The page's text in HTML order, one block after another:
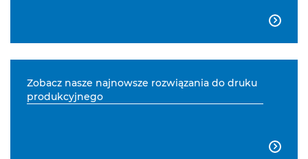

Zobacz nasze najnowsze rozwiązania do druku
produkcyjnego
